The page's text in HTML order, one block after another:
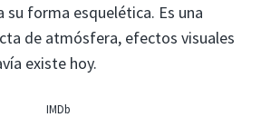
su forma esquelética. Es una
de atmósfera, efectos visuales
existe hoy.
IMDb